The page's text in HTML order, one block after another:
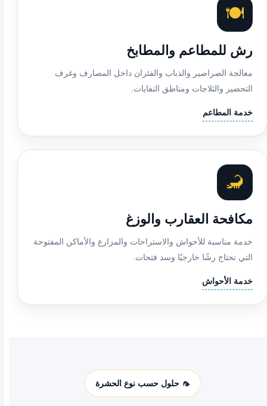
🍽️
رش للمطاعم والمطابخ
معالجة الصراصير والذباب والفئران داخل المصارف وغرف
التحضير والثلاجات ومناطق النفايات.
خدمة المطاعم
🦂
مكافحة العقارب والوزغ
خدمة مناسبة للأحواش والاستراحات والمزارع والأماكن المفتوحة
التي تحتاج رشًا خارجيًا وسد فتحات.
خدمة الأحواش
🦟 حلول حسب نوع الحشرة